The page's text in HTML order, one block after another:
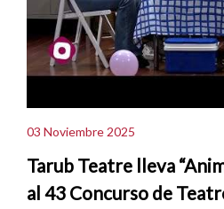
03 Noviembre 2025
Tarub Teatre lleva
al 43 Concurso de